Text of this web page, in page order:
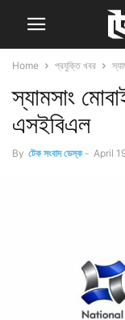
Home প্রযুক্তি খবর
স্যামসাং
এসইবিএল
By টেক সংবাদ ডেস্ক - April